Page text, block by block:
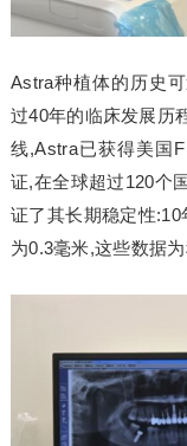
Astra种植体的历史
过40年的临床发展历
线,Astra已获得美国
证,在全球超过120个
证了其长期稳定性
为0.3毫米,这些数据